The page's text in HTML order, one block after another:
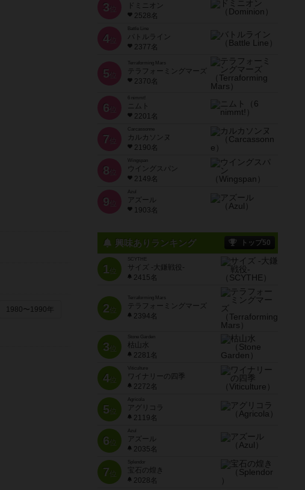
1980〜1990年
3 位
ドミニオン
2528名
4位
Battle Line
バトルライン
2377名
5 位
Terraforming Mars
テラフォーミングマーズ
2370名
6 位
ニムト
2201名
7 位
Carcassonne
カルカソンヌ
2190名
8 位
Wingspan
ウイングスパン
2149名
9 位
Azul
アズール
1903名
興味ありランキング トップ50
1位
SCYTHE
サイズ -大鎌戦役-
2415名
2位
Terraforming Mars
テラフォーミングマーズ
2394名
3位
Stone Garden
枯山水
2281名
4位
Viticulture
ワイナリーの四季
2272名
5位
Agricola
アグリコラ
2119名
6位
Azul
アズール
2035名
7位
宝石の煌き
2028名